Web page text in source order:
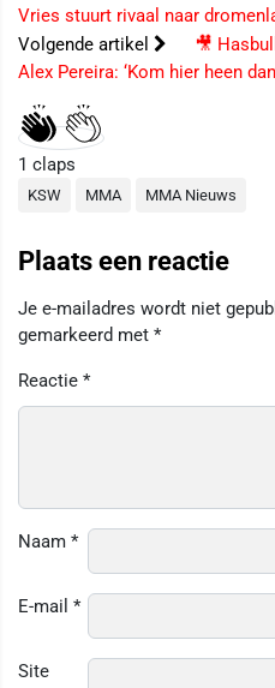
Vries stuurt rivaal naar
Volgende artikel
🎥
Alex Pereira: ‘Kom hier heen
1 claps
KSW MMA MMA Nieuws
Plaats een reactie
Je e-mailadres wordt niet
gemarkeerd met *
Reactie *
Naam *
E-mail *
Site